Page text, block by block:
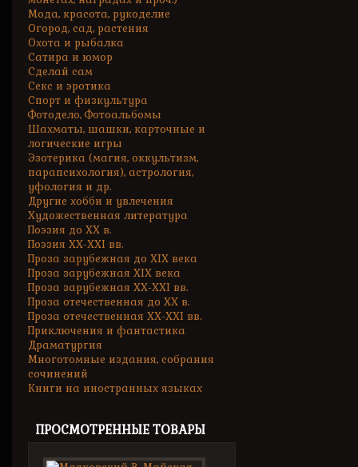
Мода, красота, рукоделие
Огород, сад, растения
Охота и рыбалка
Сатира и юмор
Сделай сам
Секс и эротика
Спорт и физкультура
Фотодело, Фотоальбомы
Шахматы, шашки, карточные и
логические игры
Эзотерика (магия, оккультизм,
парапсихология), астрология,
уфология и др.
Другие хобби и увлечения
Художественная литература
Поэзия до XX в.
Поэзия XX-XXI вв.
Проза зарубежная до XIX века
Проза зарубежная XIX века
Проза зарубежная XX-XXI вв.
Проза отечественная до XX в.
Проза отечественная XX-XXI вв.
Приключения и фантастика
Драматургия
Многотомные издания, собрания
сочинений
Книги на иностранных языках
ПРОСМОТРЕННЫЕ ТОВАРЫ